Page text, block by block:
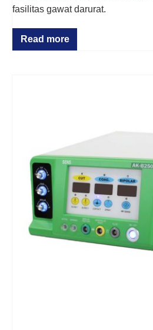
fasilitas gawat darurat.
Read more